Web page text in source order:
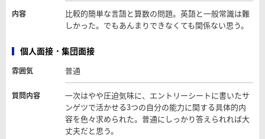
内容
比較的簡単な言語と算数の問題。英語と一般常識は難
しかった。でもあんまりできなくても関係ない思う。
個人面接・集団面接
雰囲気 普通
質問内容
一次はやや圧迫気味に、エントリーシートに書いたサ
ンゲツで活かせる3つの自分の能力に関する具体的内
容を色々求められた。普通にしっかり答えられれば大
丈夫だと思う。